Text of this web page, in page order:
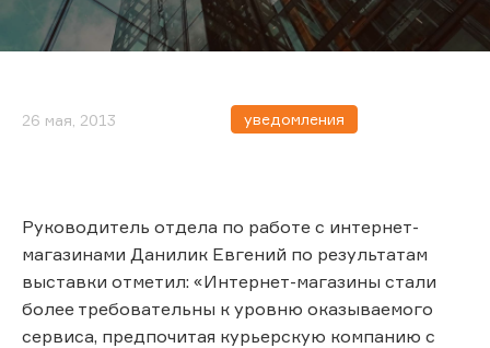
26 мая, 2013 уведомления
Руководитель отдела по работе с интернет-
магазинами Данилик Евгений по результатам
выставки отметил: «Интернет-магазины стали
более требовательны к уровню оказываемого
сервиса, предпочитая курьерскую компанию с